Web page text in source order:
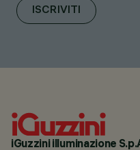
ISCRIVITI
iGuzzini illuminazione